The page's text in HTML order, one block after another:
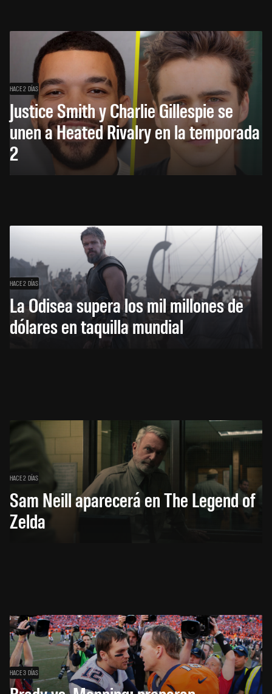
HACE 2 DÍAS
Justice Smith y Charlie Gillespie se
unen a Heated Rivalry en la temporada
2
HACE 2 DÍAS
La Odisea supera los mil millones de
dólares en taquilla mundial
HACE 2 DÍAS
Sam Neill aparecerá en The Legend of
Zelda
HACE 3 DÍAS